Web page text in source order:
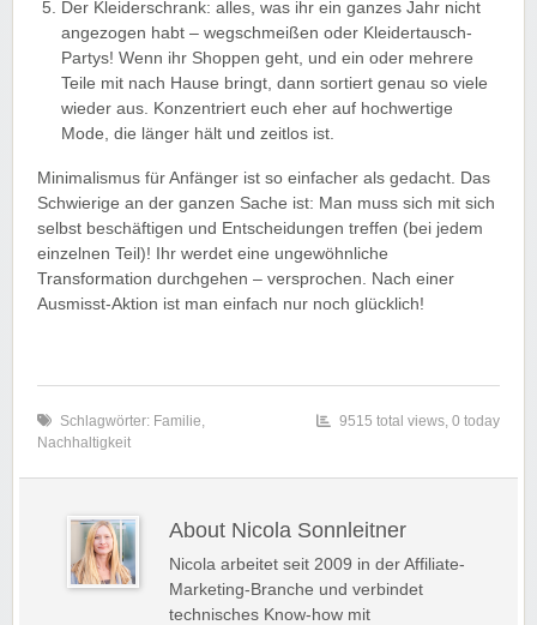
Der Kleiderschrank: alles, was ihr ein ganzes Jahr nicht
angezogen habt – wegschmeißen oder Kleidertausch-
Partys! Wenn ihr Shoppen geht, und ein oder mehrere
Teile mit nach Hause bringt, dann sortiert genau so viele
wieder aus. Konzentriert euch eher auf hochwertige
Mode, die länger hält und zeitlos ist.
Minimalismus für Anfänger ist so einfacher als gedacht. Das
Schwierige an der ganzen Sache ist: Man muss sich mit sich
selbst beschäftigen und Entscheidungen treffen (bei jedem
einzelnen Teil)! Ihr werdet eine ungewöhnliche
Transformation durchgehen – versprochen. Nach einer
Ausmisst-Aktion ist man einfach nur noch glücklich!
Schlagwörter: Familie,
Nachhaltigkeit
9515 total views, 0 today
About Nicola Sonnleitner
Nicola arbeitet seit 2009 in der Affiliate-
Marketing-Branche und verbindet
technisches Know-how mit